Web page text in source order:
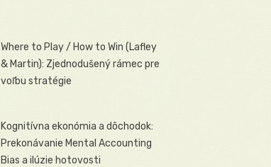
Where to Play / How to Win (Lafley
& Martin): Zjednodušený rámec pre
voľbu stratégie
Kognitívna ekonómia a dôchodok:
Prekonávanie Mental Accounting
Bias a ilúzie hotovosti